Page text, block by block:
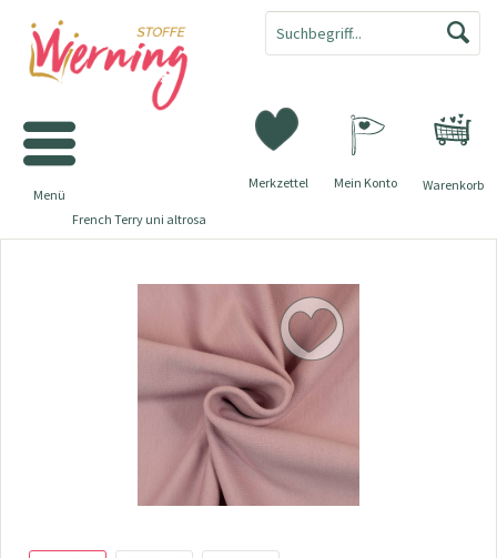
Warenkorb
Merkzettel Mein Konto
Menü
French Terry uni altrosa